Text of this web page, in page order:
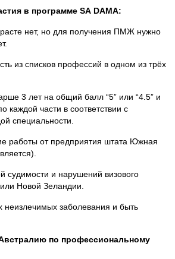
в программе SA DAMA:
нет, но для получения ПМЖ нужно
из списков профессий в одном из трёх
3 лет на общий балл “5” или “4.5” и
каждой части в соответствии с
специальности.
работы от предприятия штата Южная
судимости и нарушений визового
Новой Зеландии.
неизлечимых заболевания и быть
по профессиональному